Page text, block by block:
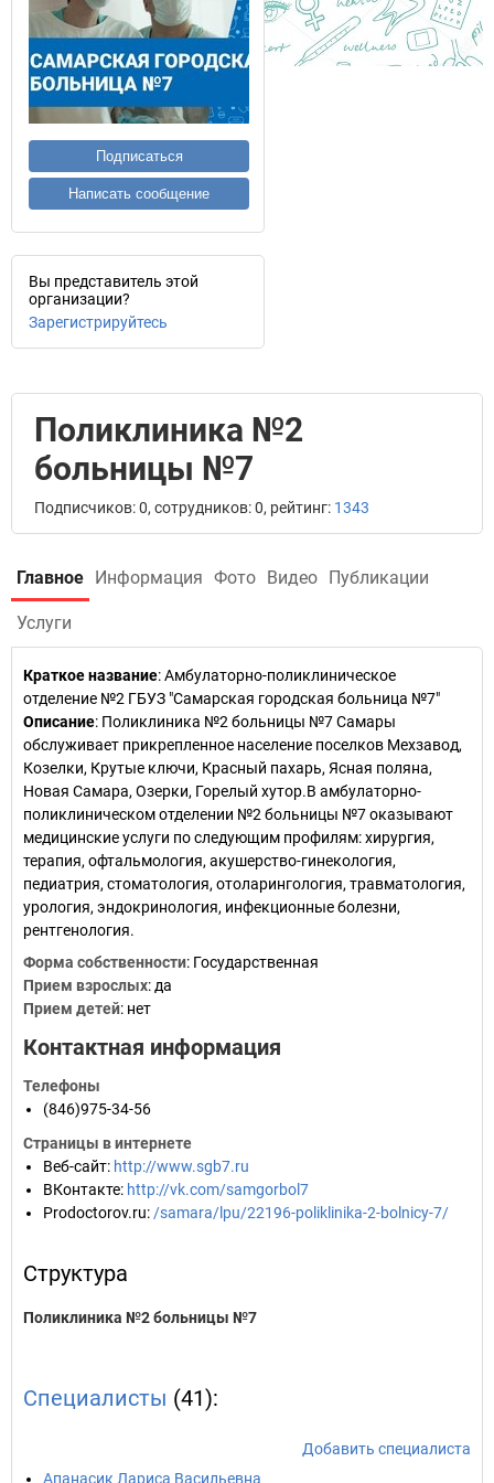
Подписаться
Написать сообщение
Вы представитель этой
организации?
Зарегистрируйтесь
Поликлиника №2
больницы №7
Подписчиков: 0, сотрудников: 0, рейтинг: 1343
Главное Информация Фото Видео Публикации
Услуги
Краткое название:Амбулаторно-поликлиническое
отделение №2 ГБУЗ "Самарская городская больница №7"
Описание: Поликлиника №2 больницы №7 Самары
обслуживает прикрепленное население поселков Мехзавод,
Козелки, Крутые ключи, Красный пахарь, Ясная поляна,
Новая Самара, Озерки, Горелый хутор.В амбулаторно-
поликлиническом отделении №2 больницы №7 оказывают
медицинские услуги по следующим профилям: хирургия,
терапия, офтальмология, акушерство-гинекология,
педиатрия, стоматология, отоларингология, травматология,
урология, эндокринология, инфекционные болезни,
рентгенология.
Форма собственности: Государственная
Прием взрослых: да
Прием детей: нет
Контактная информация
Телефоны
(846)975-34-56
Страницы в интернете
Веб-сайт: http://www.sgb7.ru
ВКонтакте: http://vk.com/samgorbol7
Prodoctorov.ru: /samara/lpu/22196-poliklinika-2-bolnicy-7/
Структура
Поликлиника №2 больницы №7
Специалисты (41):
Добавить специалиста
Апанасик Лариса Васильевна